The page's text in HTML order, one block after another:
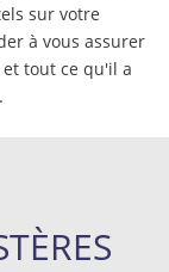
sur votre
à vous assurer
tout ce qu'il a